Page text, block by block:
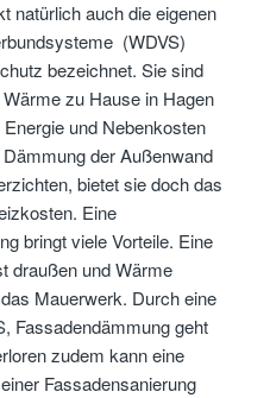
natürlich auch die eigenen
(WDVS)
bezeichnet. Sie sind
zu Hause in Hagen
und Nebenkosten
der Außenwand
bietet sie doch das
Eine
bringt viele Vorteile. Eine
draußen und Wärme
Mauerwerk. Durch eine
Fassadendämmung geht
zudem kann eine
Fassadensanierung